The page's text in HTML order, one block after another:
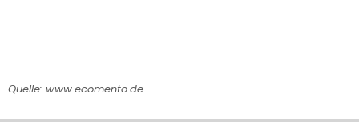
Quelle: www.ecomento.de